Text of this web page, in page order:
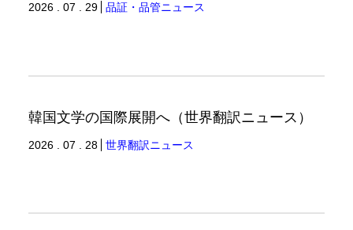
2026 . 07 . 29 品証・品管ニュース
韓国文学の国際展開へ（世界翻訳ニュース）
2026 . 07 . 28 世界翻訳ニュース